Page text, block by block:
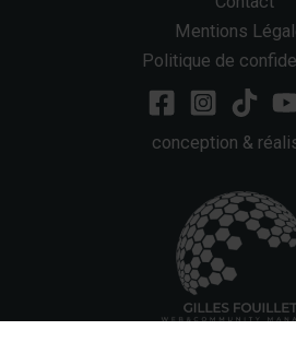
Mentions
Politique de
conception &